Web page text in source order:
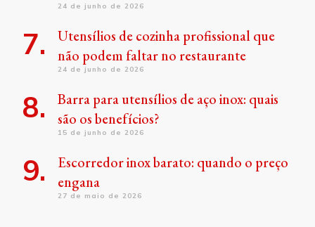
24 de junho de 2026
Utensílios de cozinha profissional que
não podem faltar no restaurante
24 de junho de 2026
Barra para utensílios de aço inox: quais
são os benefícios?
15 de junho de 2026
Escorredor inox barato: quando o preço
engana
27 de maio de 2026